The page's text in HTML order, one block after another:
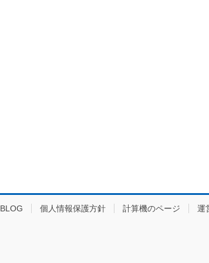
BLOG 個人情報保護方針 計算機のページ 運